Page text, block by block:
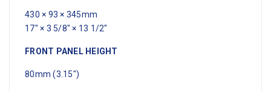
430 × 93 × 345mm
17" × 3 5/8" × 13 1/2"
FRONT PANEL HEIGHT
80mm (3.15")